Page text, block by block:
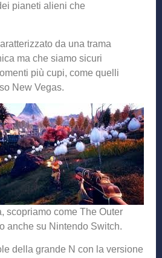
pianeti alieni che
da una trama
ma che siamo sicuri
più cupi, come quelli
New Vegas.
scopriamo come The Outer
anche su Nintendo Switch.
della grande N con la versione